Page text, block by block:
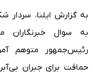
به گزارش ایلنا،
به سوال خبرنگاران
رئیس‌جمهور متوهم
حماقت برای جبران